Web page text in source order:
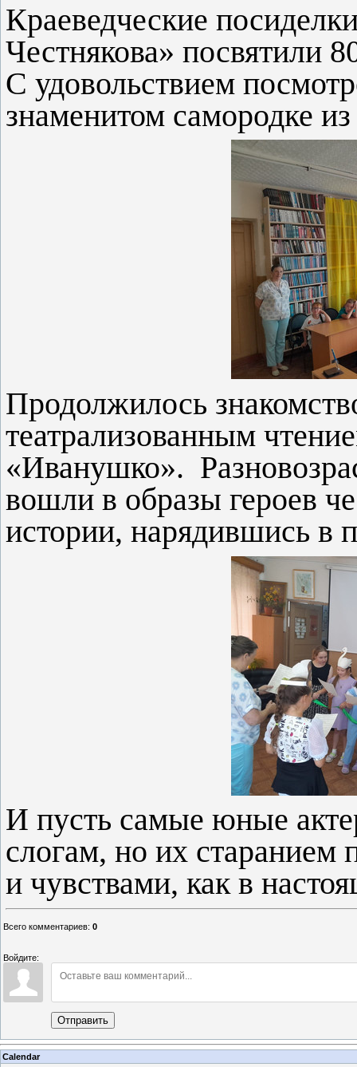
Краеведческие
Честнякова» посвятили
С удовольствием
знаменитом самородке
Продолжилось
театрализованным
«Иванушко».
вошли в образы героев
истории, нарядившись в
И пусть самые юные
слогам, но их старанием
и чувствами, как в
Всего комментариев: 0
Войдите:
Отправить
Calendar